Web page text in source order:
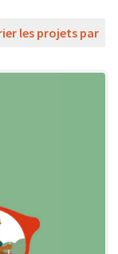
les projets par